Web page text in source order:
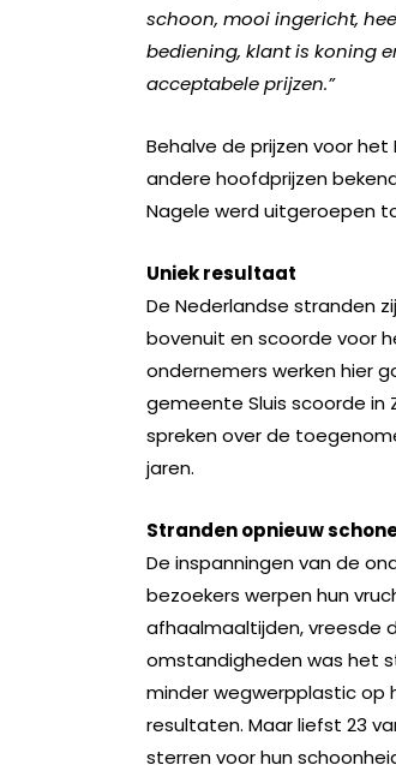
schoon, mooi ingericht,
bediening, klant is koning
acceptabele prijzen.”
Behalve de prijzen voor
andere hoofdprijzen
Nagele werd uitgeroepen
Uniek resultaat
De Nederlandse stranden
bovenuit en scoorde voor
ondernemers werken hier
gemeente Sluis scoorde in
spreken over de
jaren.
Stranden opnieuw
De inspanningen van de
bezoekers werpen hun
afhaalmaaltijden, vreesde
omstandigheden was het
minder wegwerpplastic op
resultaten. Maar liefst 23
sterren voor hun